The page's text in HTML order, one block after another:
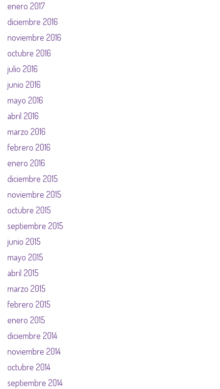
enero 2017
diciembre 2016
noviembre 2016
octubre 2016
julio 2016
junio 2016
mayo 2016
abril 2016
marzo 2016
febrero 2016
enero 2016
diciembre 2015
noviembre 2015
octubre 2015
septiembre 2015
junio 2015
mayo 2015
abril 2015
marzo 2015
febrero 2015
enero 2015
diciembre 2014
noviembre 2014
octubre 2014
septiembre 2014